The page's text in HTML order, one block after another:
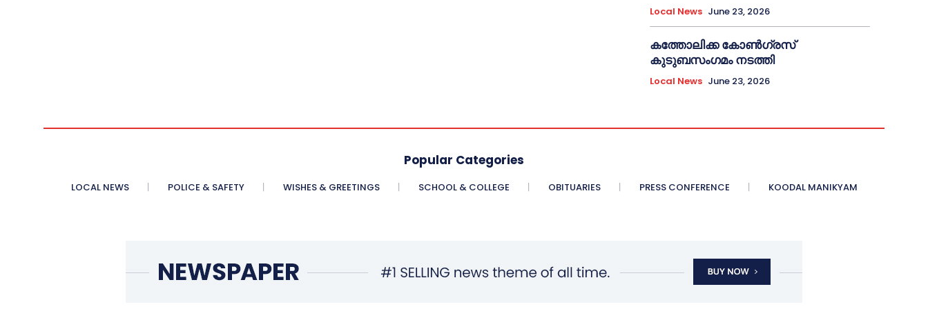
Local News June 23, 2026
കത്തോലിക്ക കോൺഗ്രസ്
കുടുബസംഗമം നടത്തി
Local News June 23, 2026
Popular Categories
LOCAL NEWS POLICE & SAFETY WISHES & GREETINGS SCHOOL & COLLEGE OBITUARIES PRESS CONFERENCE KOODAL MANIKYAM